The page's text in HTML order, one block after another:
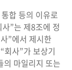
합 등의 이유로
”는 제8조에 정
”에서 제시한
회사”가 보상기
의 마일리지 또는